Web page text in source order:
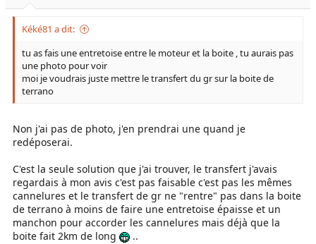
Kéké81 a dit:
tu as fais une entretoise entre le moteur et la boite , tu aurais pas
une photo pour voir
moi je voudrais juste mettre le transfert du gr sur la boite de
terrano
Non j'ai pas de photo, j'en prendrai une quand je
redéposerai.
C'est la seule solution que j'ai trouver, le transfert j'avais
regardais à mon avis c'est pas faisable c'est pas les mêmes
cannelures et le transfert de gr ne "rentre" pas dans la boite
de terrano à moins de faire une entretoise épaisse et un
manchon pour accorder les cannelures mais déjà que la
boite fait 2km de long
..